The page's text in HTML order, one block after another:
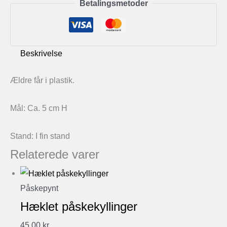
Betalingsmetoder
Beskrivelse
Ældre får i plastik.
Mål: Ca. 5 cm H
Stand: I fin stand
Relaterede varer
Påskepynt
Hæklet påskekyllinger
45,00 kr.